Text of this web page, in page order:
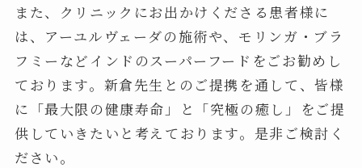
また、クリニックにお出かけくださる患者様に
は、アーユルヴェーダの施術や、モリンガ・ブラ
フミーなどインドのスーパーフードをごお勧めし
ております。新倉先生とのご提携を通して、皆様
に「最大限の健康寿命」と「究極の癒し」をご提
供していきたいと考えております。是非ご検討く
ださい。